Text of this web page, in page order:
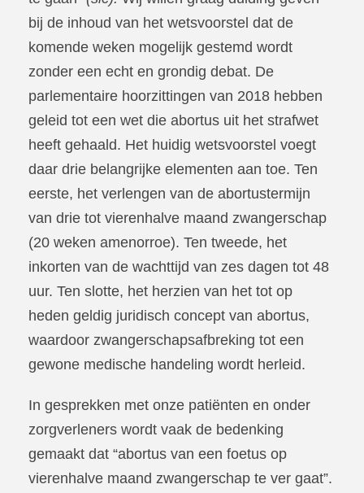
bij de inhoud van het wetsvoorstel dat de
komende weken mogelijk gestemd wordt
zonder een echt en grondig debat. De
parlementaire hoorzittingen van 2018 hebben
geleid tot een wet die abortus uit het strafwet
heeft gehaald. Het huidig wetsvoorstel voegt
daar drie belangrijke elementen aan toe. Ten
eerste, het verlengen van de abortustermijn
van drie tot vierenhalve maand zwangerschap
(20 weken amenorroe). Ten tweede, het
inkorten van de wachttijd van zes dagen tot 48
uur. Ten slotte, het herzien van het tot op
heden geldig juridisch concept van abortus,
waardoor zwangerschapsafbreking tot een
gewone medische handeling wordt herleid.
In gesprekken met onze patiënten en onder
zorgverleners wordt vaak de bedenking
gemaakt dat “abortus van een foetus op
vierenhalve maand zwangerschap te ver gaat”.